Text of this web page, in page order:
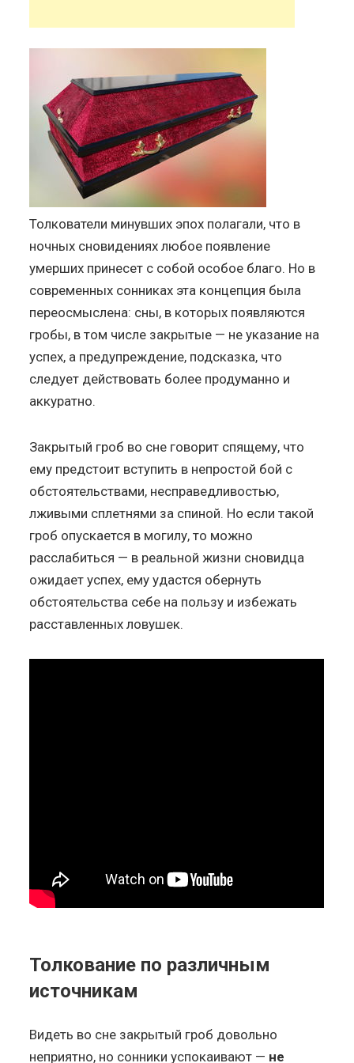
Толкователи минувших эпох полагали, что в
ночных сновидениях любое появление
умерших принесет с собой особое благо. Но в
современных сонниках эта концепция была
переосмыслена: сны, в которых появляются
гробы, в том числе закрытые — не указание на
успех, а предупреждение, подсказка, что
следует действовать более продуманно и
аккуратно.
Закрытый гроб во сне говорит спящему, что
ему предстоит вступить в непростой бой с
обстоятельствами, несправедливостью,
лживыми сплетнями за спиной. Но если такой
гроб опускается в могилу, то можно
расслабиться — в реальной жизни сновидца
ожидает успех, ему удастся обернуть
обстоятельства себе на пользу и избежать
расставленных ловушек.
Толкование по различным
источникам
Видеть во сне закрытый гроб довольно
неприятно, но сонники успокаивают — не